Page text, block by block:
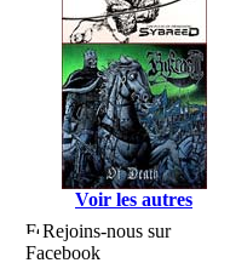
Voir les autres
Rejoins-nous sur
Facebook